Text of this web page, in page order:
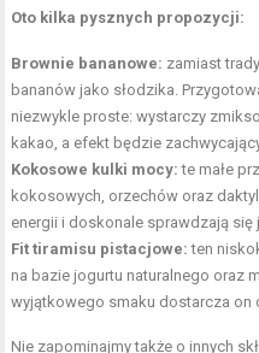
Oto kilka pysznych propozycji:
Brownie bananowe: zamiast
bananów jako słodzika.
niezwykle proste: wystarczy
kakao, a efekt będzie
Kokosowe kulki mocy: te małe
kokosowych, orzechów oraz
energii i doskonale sprawdzają się
Fit tiramisu pistacjowe: ten
na bazie jogurtu naturalnego oraz
wyjątkowego smaku dostarcza on
Nie zapominajmy także o innych